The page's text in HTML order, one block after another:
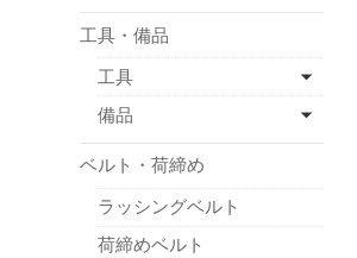
工具・備品
工具
備品
ベルト・荷締め
ラッシングベルト
荷締めベルト